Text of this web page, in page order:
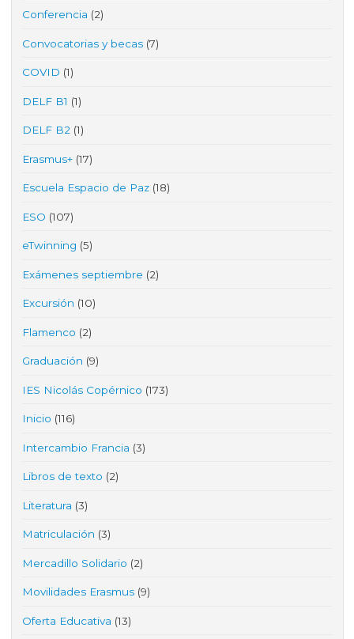
Conferencia (2)
Convocatorias y becas (7)
COVID (1)
DELF B1 (1)
DELF B2 (1)
Erasmus+ (17)
Escuela Espacio de Paz (18)
ESO (107)
eTwinning (5)
Exámenes septiembre (2)
Excursión (10)
Flamenco (2)
Graduación (9)
IES Nicolás Copérnico (173)
Inicio (116)
Intercambio Francia (3)
Libros de texto (2)
Literatura (3)
Matriculación (3)
Mercadillo Solidario (2)
Movilidades Erasmus (9)
Oferta Educativa (13)